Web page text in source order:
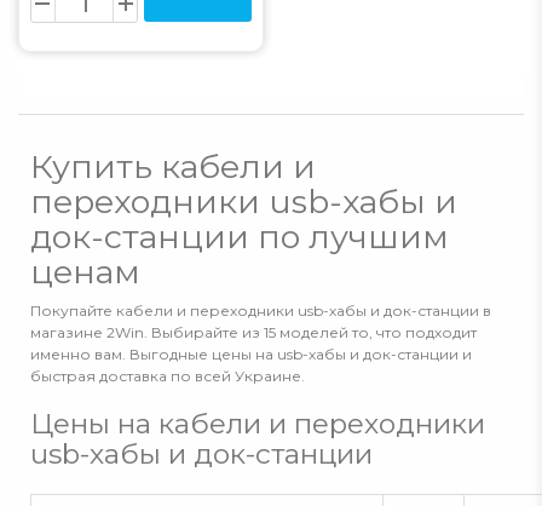
Купить кабели и
переходники usb-хабы и
док-станции по лучшим
ценам
Покупайте кабели и переходники usb-хабы и док-станции в
магазине 2Win. Выбирайте из 15 моделей то, что подходит
именно вам. Выгодные цены на usb-хабы и док-станции и
быстрая доставка по всей Украине.
Цены на кабели и переходники
usb-хабы и док-станции